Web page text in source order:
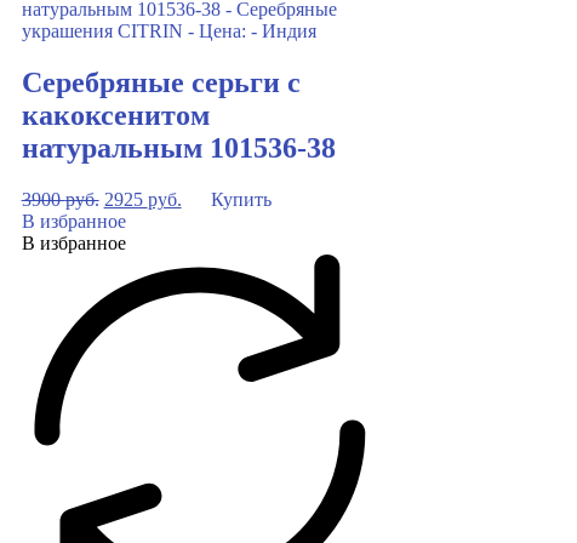
Серебряные серьги с
какоксенитом
натуральным 101536-38
3900руб. 2925 руб.
Купить
В избранное
В избранное